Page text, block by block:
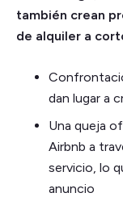
también crean
de alquiler a
dan lugar a
Una queja
Airbnb a
servicio, lo
anuncio